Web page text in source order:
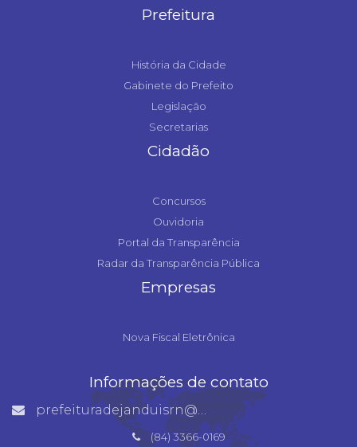
Prefeitura
História da Cidade
Gabinete do Prefeito
Legislação
Secretarias
Cidadão
Concursos
Ouvidoria
Portal da Transparência
Radar da Transparência Pública
Empresas
Nova Fiscal Eletrônica
Informações de contato
prefeituradejanduisrn@gmail.com
(84) 3366-0169